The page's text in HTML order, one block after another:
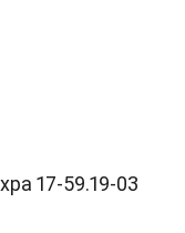
17-59.19-03